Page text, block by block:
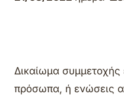
Δικαίωμα
πρόσωπα, ή ενώσεις